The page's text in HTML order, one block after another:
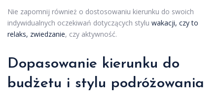
Nie zapomnij również o dostosowaniu kierunku do swoich
indywidualnych oczekiwań dotyczących stylu wakacji, czy to
relaks, zwiedzanie, czy aktywność.
Dopasowanie kierunku do
budżetu i stylu podróżowania